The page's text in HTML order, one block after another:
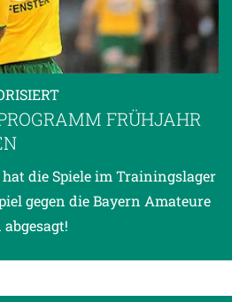
FRÜHJAHR
die Spiele im Trainingslager
gegen die Bayern Amateure